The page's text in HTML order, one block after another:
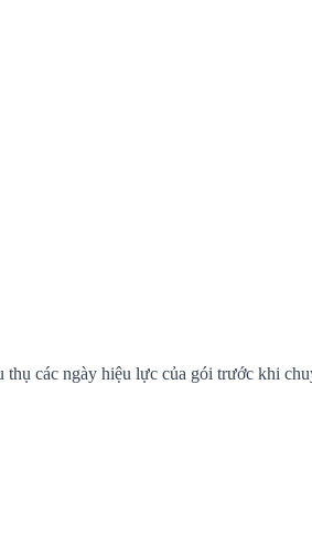
các ngày hiệu lực của gói trước khi